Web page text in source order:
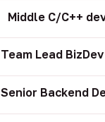
Middle C/C++
Team Lead
Senior Backend